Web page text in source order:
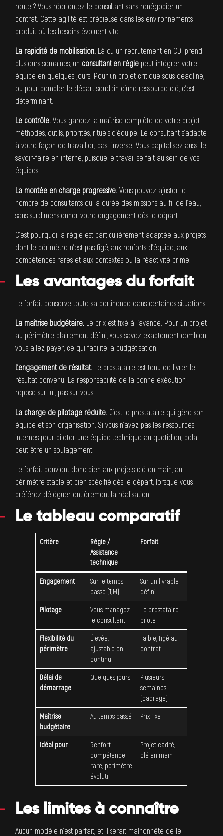
route ? Vous réorientez le consultant sans renégocier un
contrat. Cette agilité est précieuse dans les environnements
produit où les besoins évoluent vite.
La rapidité de mobilisation. Là où un recrutement en CDI prend
plusieurs semaines, un consultant en régie peut intégrer votre
équipe en quelques jours. Pour un projet critique sous deadline,
ou pour combler le départ soudain d’une ressource clé, c’est
déterminant.
Le contrôle. Vous gardez la maîtrise complète de votre projet :
méthodes, outils, priorités, rituels d’équipe. Le consultant s’adapte
à votre façon de travailler, pas l’inverse. Vous capitalisez aussi le
savoir-faire en interne, puisque le travail se fait au sein de vos
équipes.
La montée en charge progressive. Vous pouvez ajuster le
nombre de consultants ou la durée des missions au fil de l’eau,
sans surdimensionner votre engagement dès le départ.
C’est pourquoi la régie est particulièrement adaptée aux projets
dont le périmètre n’est pas figé, aux renforts d’équipe, aux
compétences rares et aux contextes où la réactivité prime.
Les avantages du forfait
Le forfait conserve toute sa pertinence dans certaines situations.
La maîtrise budgétaire. Le prix est fixé à l’avance. Pour un projet
au périmètre clairement défini, vous savez exactement combien
vous allez payer, ce qui facilite la budgétisation.
L’engagement de résultat. Le prestataire est tenu de livrer le
résultat convenu. La responsabilité de la bonne exécution
repose sur lui, pas sur vous.
La charge de pilotage réduite. C’est le prestataire qui gère son
équipe et son organisation. Si vous n’avez pas les ressources
internes pour piloter une équipe technique au quotidien, cela
peut être un soulagement.
Le forfait convient donc bien aux projets clé en main, au
périmètre stable et bien spécifié dès le départ, lorsque vous
préférez déléguer entièrement la réalisation.
Le tableau comparatif
Critère
Régie /
Assistance
technique
Forfait
Engagement
Sur le temps
passé (TJM)
Sur un livrable
défini
Pilotage
Vous managez
le consultant
Le prestataire
pilote
Flexibilité du
périmètre
Élevée,
ajustable en
continu
Faible, figé au
contrat
Délai de
démarrage
Quelques jours
Plusieurs
semaines
(cadrage)
Maîtrise
budgétaire
Au temps passé Prix fixe
Idéal pour
Renfort,
compétence
rare, périmètre
évolutif
Projet cadré,
clé en main
Les limites à connaître
Aucun modèle n’est parfait, et il serait malhonnête de le